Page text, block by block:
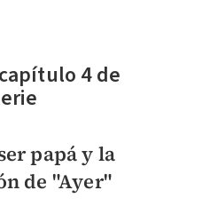
4​ de
papá y la
de "Ayer"